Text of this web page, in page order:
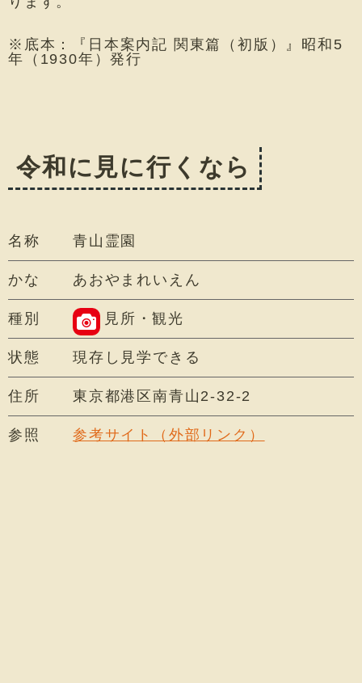
※底本：『日本案内記 関東篇（初版）』昭和5
年（1930年）発行
令和に見に行くなら
名称 青山霊園
かな あおやまれいえん
種別 見所・観光
状態 現存し見学できる
住所 東京都港区南青山2-32-2
参照 参考サイト（外部リンク）